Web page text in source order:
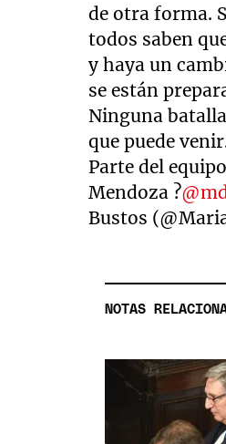
de otra forma.
todos saben
y haya un
se están
Ninguna
que puede
Parte del
Mendoza ?
Bustos
NOTAS